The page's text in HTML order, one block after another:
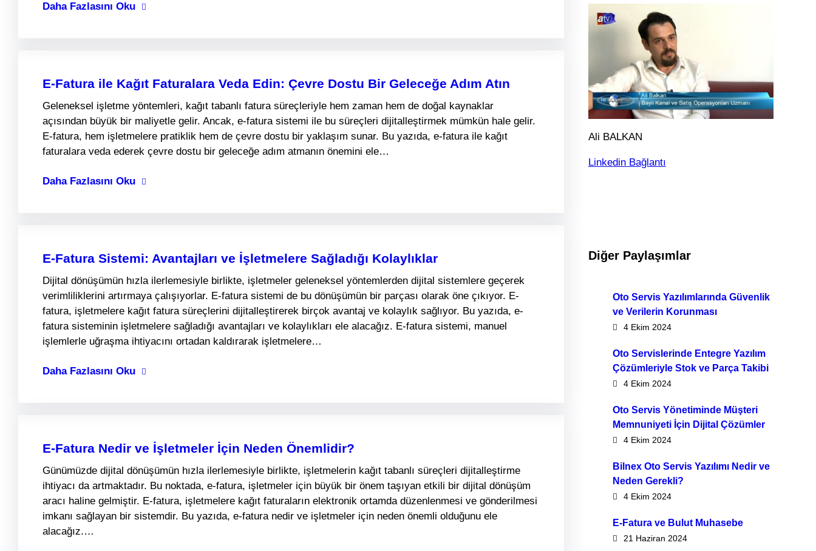
Daha Fazlasını Oku
E-Fatura ile Kağıt Faturalara Veda Edin: Çevre Dostu Bir Geleceğe Adım Atın
Geleneksel işletme yöntemleri, kağıt tabanlı fatura süreçleriyle hem zaman hem de doğal kaynaklar
açısından büyük bir maliyetle gelir. Ancak, e-fatura sistemi ile bu süreçleri dijitalleştirmek mümkün hale gelir.
E-fatura, hem işletmelere pratiklik hem de çevre dostu bir yaklaşım sunar. Bu yazıda, e-fatura ile kağıt
faturalara veda ederek çevre dostu bir geleceğe adım atmanın önemini ele…
Daha Fazlasını Oku
E-Fatura Sistemi: Avantajları ve İşletmelere Sağladığı Kolaylıklar
Dijital dönüşümün hızla ilerlemesiyle birlikte, işletmeler geleneksel yöntemlerden dijital sistemlere geçerek
verimliliklerini artırmaya çalışıyorlar. E-fatura sistemi de bu dönüşümün bir parçası olarak öne çıkıyor. E-
fatura, işletmelere kağıt fatura süreçlerini dijitalleştirerek birçok avantaj ve kolaylık sağlıyor. Bu yazıda, e-
fatura sisteminin işletmelere sağladığı avantajları ve kolaylıkları ele alacağız. E-fatura sistemi, manuel
işlemlerle uğraşma ihtiyacını ortadan kaldırarak işletmelere…
Daha Fazlasını Oku
E-Fatura Nedir ve İşletmeler İçin Neden Önemlidir?
Günümüzde dijital dönüşümün hızla ilerlemesiyle birlikte, işletmelerin kağıt tabanlı süreçleri dijitalleştirme
ihtiyacı da artmaktadır. Bu noktada, e-fatura, işletmeler için büyük bir önem taşıyan etkili bir dijital dönüşüm
aracı haline gelmiştir. E-fatura, işletmelere kağıt faturaların elektronik ortamda düzenlenmesi ve gönderilmesi
imkanı sağlayan bir sistemdir. Bu yazıda, e-fatura nedir ve işletmeler için neden önemli olduğunu ele
alacağız.…
Ali BALKAN
Linkedin Bağlantı
Diğer Paylaşımlar
Oto Servis Yazılımlarında Güvenlik
ve Verilerin Korunması
4 Ekim 2024
Oto Servislerinde Entegre Yazılım
Çözümleriyle Stok ve Parça Takibi
4 Ekim 2024
Oto Servis Yönetiminde Müşteri
Memnuniyeti İçin Dijital Çözümler
4 Ekim 2024
Bilnex Oto Servis Yazılımı Nedir ve
Neden Gerekli?
4 Ekim 2024
E-Fatura ve Bulut Muhasebe
21 Haziran 2024